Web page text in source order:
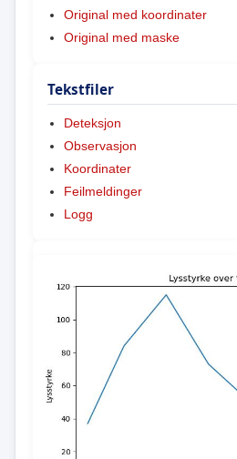
Original med koordinater
Original med maske
Tekstfiler
Deteksjon
Observasjon
Koordinater
Feilmeldinger
Logg